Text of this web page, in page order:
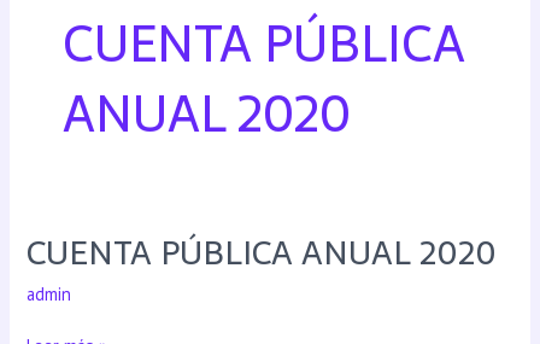
CUENTA PÚBLICA
ANUAL 2020
CUENTA PÚBLICA ANUAL 2020
admin